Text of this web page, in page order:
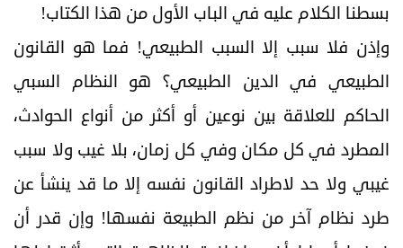
بسطنا الكلام عليه في الباب الأول من هذا الكتاب!
وإذن فلا سبب إلا السبب الطبيعي! فما هو القانون
الطبيعي في الدين الطبيعي؟ هو النظام السبي
الحاكم للعلاقة بين نوعين أو أكثر من أنواع الحوادث،
المطرد في كل مكان وفي كل زمان، بلا غيب ولا سبب
غيبي ولا حد لاطراد القانون نفسه إلا ما قد ينشأ عن
طرد نظام آخر من نظم الطبيعة نفسها! وإن قدر أن